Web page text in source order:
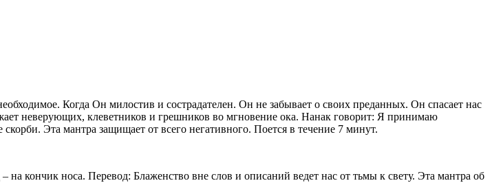
Когда Он милостив и сострадателен. Он не забывает о своих преданных. Он спасает нас
неверующих, клеветников и грешников во мгновение ока. Нанак говорит: Я принимаю
Эта мантра защищает от всего негативного. Поется в течение 7 минут.
на кончик носа. Перевод: Блаженство вне слов и описаний ведет нас от тьмы к свету. Эта мантра об